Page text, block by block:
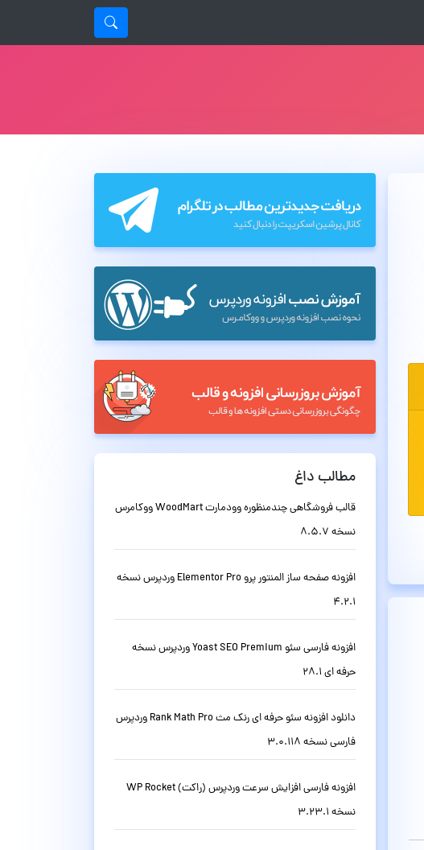
مطالب داغ
قالب فروشگاهی چندمنظوره وودمارت WoodMart ووکامرس
نسخه 8.5.7
افزونه صفحه ساز المنتور پرو Elementor Pro وردپرس نسخه
4.2.1
افزونه فارسی سئو Yoast SEO Premium وردپرس نسخه
حرفه ای 28.1
دانلود افزونه سئو حرفه ای رنک مث Rank Math Pro وردپرس
فارسی نسخه 3.0.118
افزونه فارسی افزایش سرعت وردپرس (راکت) WP Rocket
نسخه 3.23.1